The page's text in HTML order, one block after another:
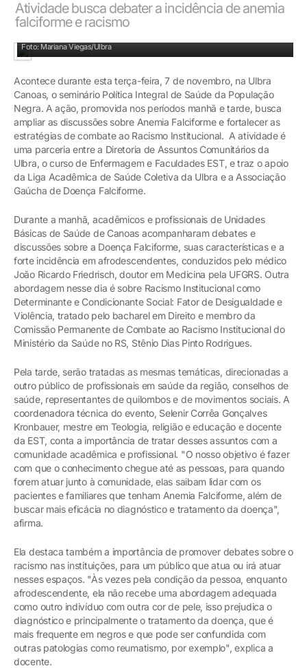
Atividade busca debater a incidência de anemia
falciforme e racismo
Foto: Mariana Viegas/Ulbra
Acontece durante esta terça-feira, 7 de novembro, na Ulbra
Canoas, o seminário Política Integral de Saúde da População
Negra. A ação, promovida nos períodos manhã e tarde, busca
ampliar as discussões sobre Anemia Falciforme e fortalecer as
estratégias de combate ao Racismo Institucional. A atividade é
uma parceria entre a Diretoria de Assuntos Comunitários da
Ulbra, o curso de Enfermagem e Faculdades EST, e traz o apoio
da Liga Acadêmica de Saúde Coletiva da Ulbra e a Associação
Gaúcha de Doença Falciforme.
Durante a manhã, acadêmicos e profissionais de Unidades
Básicas de Saúde de Canoas acompanharam debates e
discussões sobre a Doença Falciforme, suas características e a
forte incidência em afrodescendentes, conduzidos pelo médico
João Ricardo Friedrisch, doutor em Medicina pela UFGRS. Outra
abordagem nesse dia é sobre Racismo Institucional como
Determinante e Condicionante Social: Fator de Desigualdade e
Violência, tratado pelo bacharel em Direito e membro da
Comissão Permanente de Combate ao Racismo Institucional do
Ministério da Saúde no RS, Stênio Dias Pinto Rodrigues.
Pela tarde, serão tratadas as mesmas temáticas, direcionadas a
outro público de profissionais em saúde da região, conselhos de
saúde, representantes de quilombos e de movimentos sociais. A
coordenadora técnica do evento, Selenir Corrêa Gonçalves
Kronbauer, mestre em Teologia, religião e educação e docente
da EST, conta a importância de tratar desses assuntos com a
comunidade acadêmica e profissional. "O nosso objetivo é fazer
com que o conhecimento chegue até as pessoas, para quando
forem atuar junto à comunidade, elas saibam lidar com os
pacientes e familiares que tenham Anemia Falciforme, além de
buscar mais eficácia no diagnóstico e tratamento da doença",
afirma.
Ela destaca também a importância de promover debates sobre o
racismo nas instituições, para um público que atua ou irá atuar
nesses espaços. "Às vezes pela condição da pessoa, enquanto
afrodescendente, ela não recebe uma abordagem adequada
como outro indivíduo com outra cor de pele, isso prejudica o
diagnóstico e principalmente o tratamento da doença, que é
mais frequente em negros e que pode ser confundida com
outras patologias como reumatismo, por exemplo", explica a
docente.